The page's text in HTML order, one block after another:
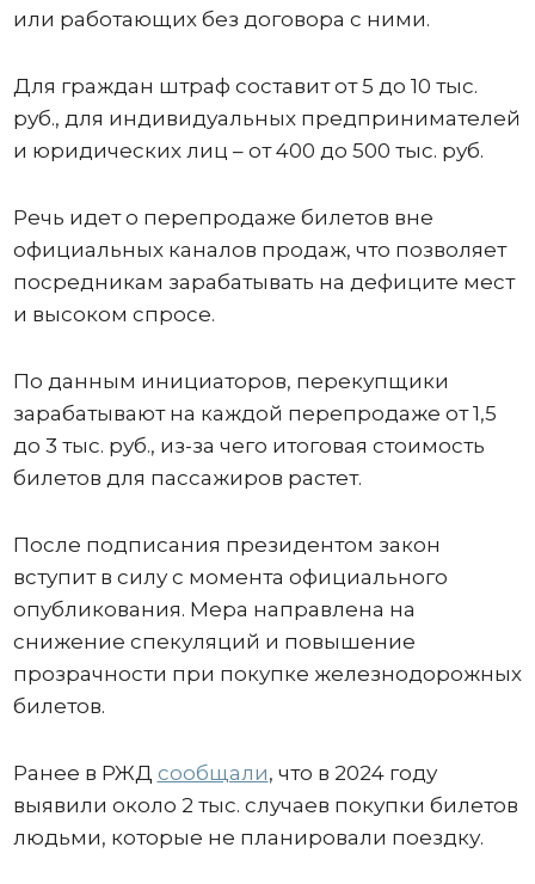
или работающих без договора с ними.
Для граждан штраф составит от 5 до 10 тыс.
руб., для индивидуальных предпринимателей
и юридических лиц – от 400 до 500 тыс. руб.
Речь идет о перепродаже билетов вне
официальных каналов продаж, что позволяет
посредникам зарабатывать на дефиците мест
и высоком спросе.
По данным инициаторов, перекупщики
зарабатывают на каждой перепродаже от 1,5
до 3 тыс. руб., из-за чего итоговая стоимость
билетов для пассажиров растет.
После подписания президентом закон
вступит в силу с момента официального
опубликования. Мера направлена на
снижение спекуляций и повышение
прозрачности при покупке железнодорожных
билетов.
Ранее в РЖД сообщали, что в 2024 году
выявили около 2 тыс. случаев покупки билетов
людьми, которые не планировали поездку.